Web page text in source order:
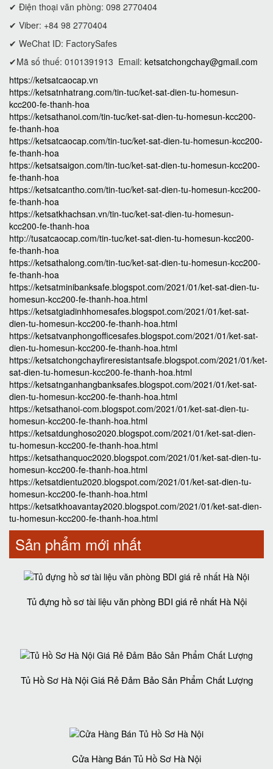
✔ Điện thoại văn phòng: 098 2770404
✔ Viber: +84 98 2770404
✔ WeChat ID: FactorySafes
✔Mã số thuế: 0101391913 Email: ketsatchongchay@gmail.com
https://ketsatcaocap.vn
https://ketsatnhatrang.com/tin-tuc/ket-sat-dien-tu-homesun-
kcc200-fe-thanh-hoa
https://ketsathanoi.com/tin-tuc/ket-sat-dien-tu-homesun-kcc200-
fe-thanh-hoa
https://ketsatcaocap.com/tin-tuc/ket-sat-dien-tu-homesun-kcc200-
fe-thanh-hoa
https://ketsatsaigon.com/tin-tuc/ket-sat-dien-tu-homesun-kcc200-
fe-thanh-hoa
https://ketsatcantho.com/tin-tuc/ket-sat-dien-tu-homesun-kcc200-
fe-thanh-hoa
https://ketsatkhachsan.vn/tin-tuc/ket-sat-dien-tu-homesun-
kcc200-fe-thanh-hoa
http://tusatcaocap.com/tin-tuc/ket-sat-dien-tu-homesun-kcc200-
fe-thanh-hoa
https://ketsathalong.com/tin-tuc/ket-sat-dien-tu-homesun-kcc200-
fe-thanh-hoa
https://ketsatminibanksafe.blogspot.com/2021/01/ket-sat-dien-tu-
homesun-kcc200-fe-thanh-hoa.html
https://ketsatgiadinhhomesafes.blogspot.com/2021/01/ket-sat-
dien-tu-homesun-kcc200-fe-thanh-hoa.html
https://ketsatvanphongofficesafes.blogspot.com/2021/01/ket-sat-
dien-tu-homesun-kcc200-fe-thanh-hoa.html
https://ketsatchongchayfireresistantsafe.blogspot.com/2021/01/ket-
sat-dien-tu-homesun-kcc200-fe-thanh-hoa.html
https://ketsatnganhangbanksafes.blogspot.com/2021/01/ket-sat-
dien-tu-homesun-kcc200-fe-thanh-hoa.html
https://ketsathanoi-com.blogspot.com/2021/01/ket-sat-dien-tu-
homesun-kcc200-fe-thanh-hoa.html
https://ketsatdunghoso2020.blogspot.com/2021/01/ket-sat-dien-
tu-homesun-kcc200-fe-thanh-hoa.html
https://ketsathanquoc2020.blogspot.com/2021/01/ket-sat-dien-tu-
homesun-kcc200-fe-thanh-hoa.html
https://ketsatdientu2020.blogspot.com/2021/01/ket-sat-dien-tu-
homesun-kcc200-fe-thanh-hoa.html
https://ketsatkhoavantay2020.blogspot.com/2021/01/ket-sat-dien-
tu-homesun-kcc200-fe-thanh-hoa.html
Sản phẩm mới nhất
Tủ đựng hồ sơ tài liệu văn phòng BDI giá rẻ nhất Hà Nội
Tủ Hồ Sơ Hà Nội Giá Rẻ Đảm Bảo Sản Phẩm Chất Lượng‎
Cửa Hàng Bán Tủ Hồ Sơ Hà Nội